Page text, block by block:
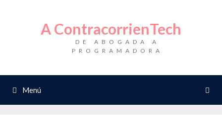
A ContracorrienTech
DE ABOGADA A
PROGRAMADORA
Menú